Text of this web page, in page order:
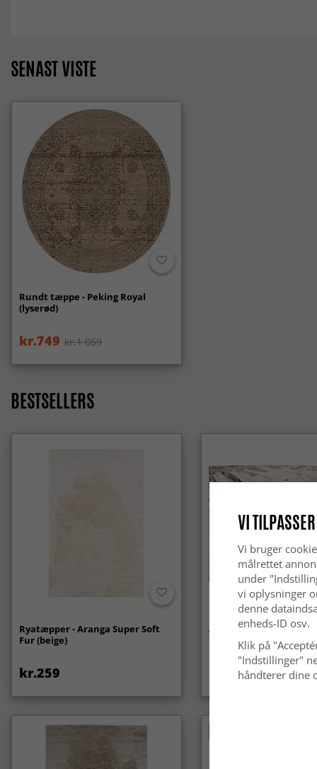
SENAST VISTE
Rundt tæppe - Peking Royal
(lyserød)
kr.749 kr.1 069
BESTSELLERS
Ryatæpper - Aranga Super Soft
Fur (beige)
kr.259
Anti-slip/Skridsikker
kr.119
VI
Vi bruger
målrettet
under
vi oplysninger
denne
enheds-ID osv.
Klik på
"Indstillinger"
håndterer dine